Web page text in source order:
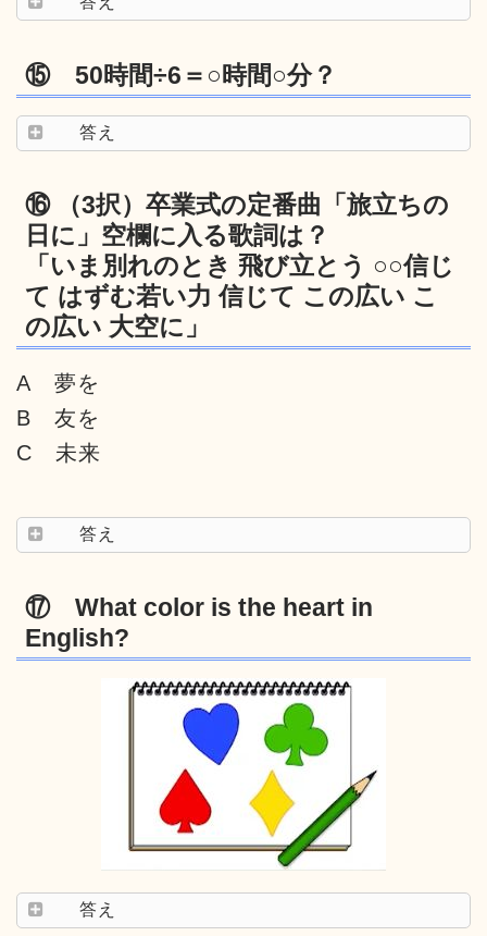
⑮ 50時間÷6＝○時間○分？
答え
⑯ （3択）卒業式の定番曲「旅立ちの
日に」空欄に入る歌詞は？
「いま別れのとき 飛び立とう ○○信じ
て はずむ若い力 信じて この広い こ
の広い 大空に」
A 夢を
B 友を
C 未来
答え
⑰ What color is the heart in
English?
答え